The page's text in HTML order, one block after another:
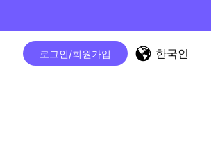
로그인/회원가입 한국인